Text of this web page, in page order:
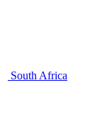
South Africa